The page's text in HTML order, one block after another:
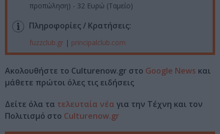
προπώληση) - 32 Ευρώ (Ταμείο)
Πληροφορίες / Κρατήσεις:
fuzzclub.gr | principalclub.com
Ακολουθήστε το Culturenow.gr στο Google News και
μάθετε πρώτοι όλες τις ειδήσεις
Δείτε όλα τα τελευταία νέα για την Τέχνη και τον
Πολιτισμό στο Culturenow.gr